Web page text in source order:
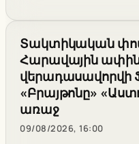
Տակտիկական
Հարավային
վերադասավորվի
«Բրայթոնը»
առաջ
09/08/2026, 16:00